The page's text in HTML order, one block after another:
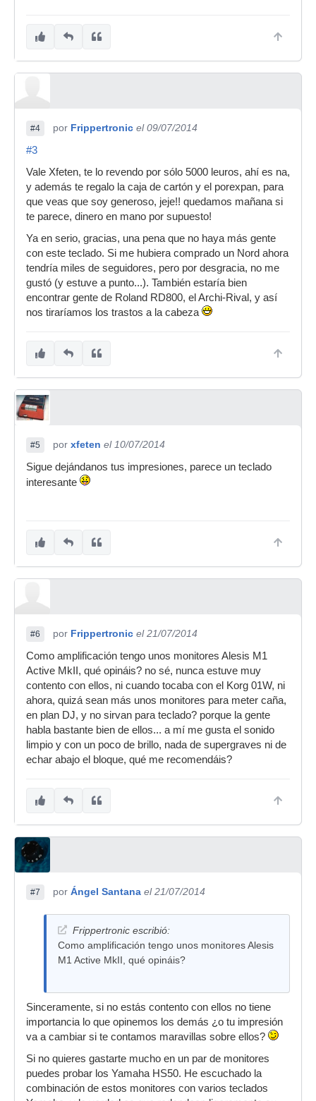
#4 por Frippertronic el 09/07/2014
#3
Vale Xfeten, te lo revendo por sólo 5000 leuros, ahí es na,
y además te regalo la caja de cartón y el porexpan, para
que veas que soy generoso, jeje!! quedamos mañana si
te parece, dinero en mano por supuesto!
Ya en serio, gracias, una pena que no haya más gente
con este teclado. Si me hubiera comprado un Nord ahora
tendría miles de seguidores, pero por desgracia, no me
gustó (y estuve a punto...). También estaría bien
encontrar gente de Roland RD800, el Archi-Rival, y así
nos tiraríamos los trastos a la cabeza
#5 por xfeten el 10/07/2014
Sigue dejándanos tus impresiones, parece un teclado
interesante
#6 por Frippertronic el 21/07/2014
Como amplificación tengo unos monitores Alesis M1
Active MkII, qué opináis? no sé, nunca estuve muy
contento con ellos, ni cuando tocaba con el Korg 01W, ni
ahora, quizá sean más unos monitores para meter caña,
en plan DJ, y no sirvan para teclado? porque la gente
habla bastante bien de ellos... a mí me gusta el sonido
limpio y con un poco de brillo, nada de supergraves ni de
echar abajo el bloque, qué me recomendáis?
#7 por Ángel Santana el 21/07/2014
Frippertronic escribió:
Como amplificación tengo unos monitores Alesis
M1 Active MkII, qué opináis?
Sinceramente, si no estás contento con ellos no tiene
importancia lo que opinemos los demás ¿o tu impresión
va a cambiar si te contamos maravillas sobre ellos?
Si no quieres gastarte mucho en un par de monitores
puedes probar los Yamaha HS50. He escuchado la
combinación de estos monitores con varios teclados